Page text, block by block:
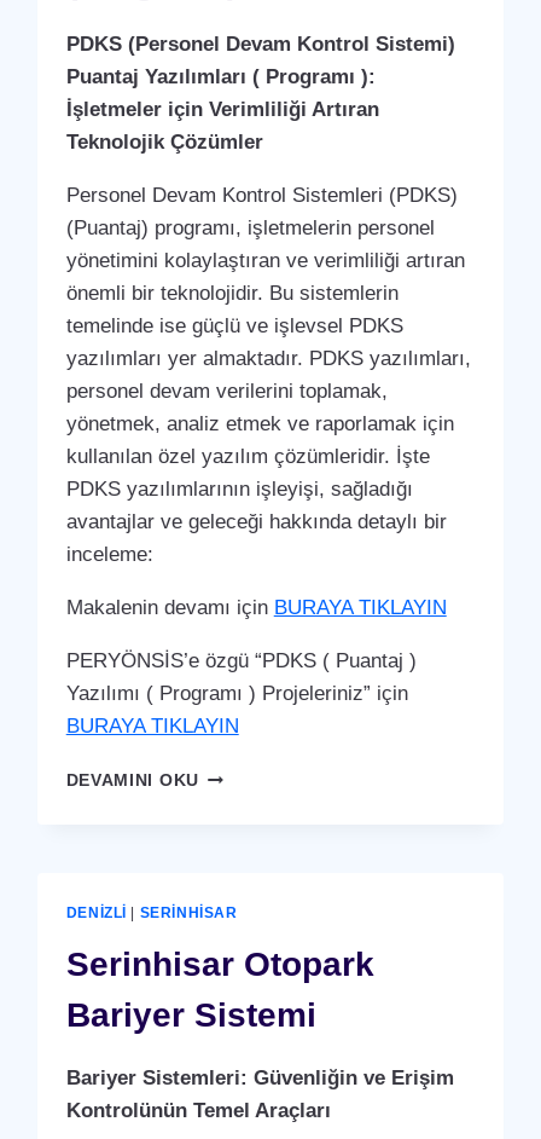
PDKS (Personel Devam Kontrol Sistemi)
Puantaj Yazılımları ( Programı ):
İşletmeler için Verimliliği Artıran
Teknolojik Çözümler
Personel Devam Kontrol Sistemleri (PDKS)
(Puantaj) programı, işletmelerin personel
yönetimini kolaylaştıran ve verimliliği artıran
önemli bir teknolojidir. Bu sistemlerin
temelinde ise güçlü ve işlevsel PDKS
yazılımları yer almaktadır. PDKS yazılımları,
personel devam verilerini toplamak,
yönetmek, analiz etmek ve raporlamak için
kullanılan özel yazılım çözümleridir. İşte
PDKS yazılımlarının işleyişi, sağladığı
avantajlar ve geleceği hakkında detaylı bir
inceleme:
Makalenin devamı için BURAYA TIKLAYIN
PERYÖNSİS’e özgü “PDKS ( Puantaj )
Yazılımı ( Programı ) Projeleriniz” için
BURAYA TIKLAYIN
DEVAMINI OKUSERINHISAR
SISTEMI)
YAZILIMI
(PROGRAMI)
DENIZLI SERINHISAR
Serinhisar Otopark
Bariyer Sistemi
Bariyer Sistemleri: Güvenliğin ve Erişim
Kontrolünün Temel Araçları